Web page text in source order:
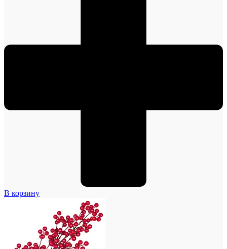
В корзину